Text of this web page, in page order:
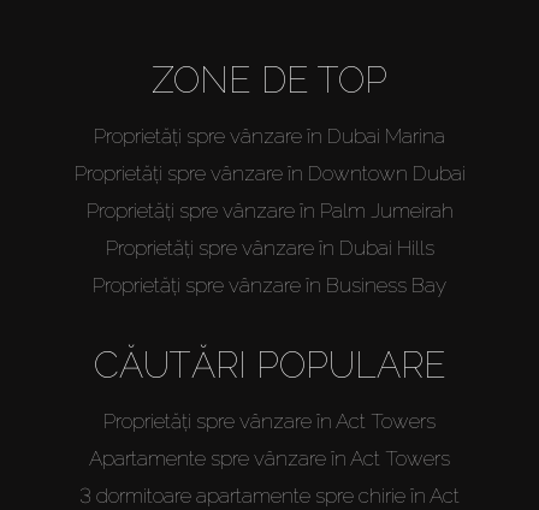
ZONE DE TOP
Proprietăți spre vânzare în Dubai Marina
Proprietăți spre vânzare în Downtown Dubai
Proprietăți spre vânzare în Palm Jumeirah
Proprietăți spre vânzare în Dubai Hills
Proprietăți spre vânzare în Business Bay
CĂUTĂRI POPULARE
Proprietăți spre vânzare în Act Towers
Apartamente spre vânzare în Act Towers
3 dormitoare apartamente spre chirie în Act